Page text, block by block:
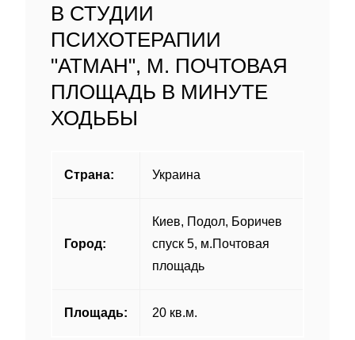
В СТУДИИ
ПСИХОТЕРАПИИ
"АТМАН", М. ПОЧТОВАЯ
ПЛОЩАДЬ В МИНУТЕ
ХОДЬБЫ
Страна: Украина
Город:
Киев, Подол, Боричев
спуск 5, м.Почтовая
площадь
Площадь: 20 кв.м.